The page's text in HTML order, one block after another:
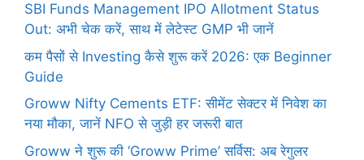
SBI Funds Management IPO Allotment Status
Out: अभी चेक करें, साथ में लेटेस्ट GMP भी जानें
कम पैसों से Investing कैसे शुरू करें 2026: एक Beginner
Guide
Groww Nifty Cements ETF: सीमेंट सेक्टर में निवेश का
नया मौका, जानें NFO से जुड़ी हर जरूरी बात
Groww ने शुरू की ‘Groww Prime’ सर्विस: अब रेगुलर